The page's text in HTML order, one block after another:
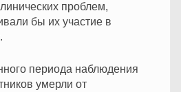
проблем,
бы их участие в
периода наблюдения
умерли от